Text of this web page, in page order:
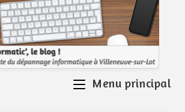
Menu principal